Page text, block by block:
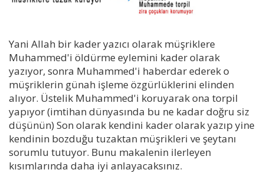
Yani Allah bir kader yazıcı olarak müşriklere
Muhammed'i öldürme eylemini kader olarak
yazıyor, sonra Muhammed'i haberdar ederek o
müşriklerin günah işleme özgürlüklerini elinden
alıyor. Üstelik Muhammed'i koruyarak ona torpil
yapıyor (imtihan dünyasında bu ne kadar doğru siz
düşünün) Son olarak kendini kader olarak yazıp yine
kendinin bozduğu tuzaktan müşrikleri ve şeytanı
sorumlu tutuyor. Bunu makalenin ilerleyen
kısımlarında daha iyi anlayacaksınız.